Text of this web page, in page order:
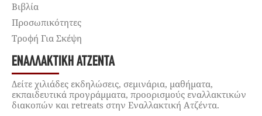
Βιβλία
Προσωπικότητες
Τροφή Για Σκέψη
ΕΝΑΛΛΑΚΤΙΚΉ ΑΤΖΈΝΤΑ
Δείτε χιλιάδες εκδηλώσεις, σεμινάρια, μαθήματα,
εκπαιδευτικά προγράμματα, προορισμούς εναλλακτικών
διακοπών και retreats στην Εναλλακτική Ατζέντα.